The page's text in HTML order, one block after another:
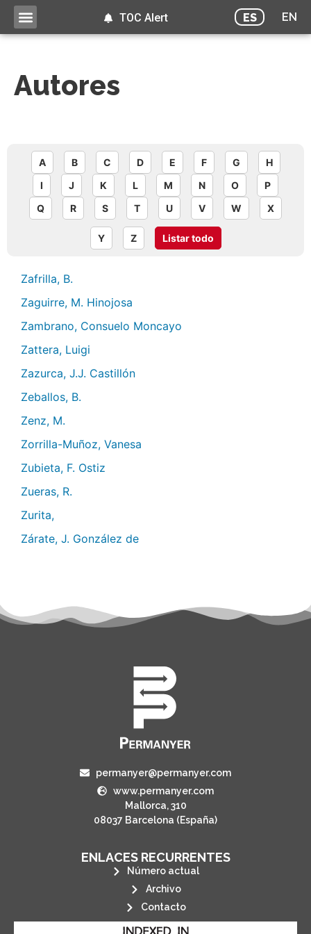
ES EN
TOC Alert
Autores
A B C D E F G
H
I
J K L M N O
P
Q
R S T U V W X
Y Z Listar todo
Zafrilla, B.
Zaguirre, M. Hinojosa
Zambrano, Consuelo Moncayo
Zattera, Luigi
Zazurca, J.J. Castillón
Zeballos, B.
Zenz, M.
Zorrilla-Muñoz, Vanesa
Zubieta, F. Ostiz
Zueras, R.
Zurita,
Zárate, J. González de
permanyer@permanyer.com
www.permanyer.com
Mallorca, 310
08037 Barcelona (España)
ENLACES RECURRENTES
Número actual
Archivo
Contacto